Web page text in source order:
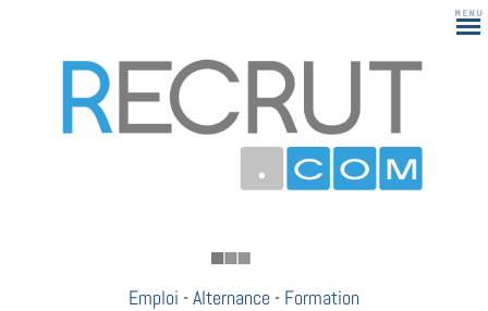
183
Emploi -Alternance - Formation